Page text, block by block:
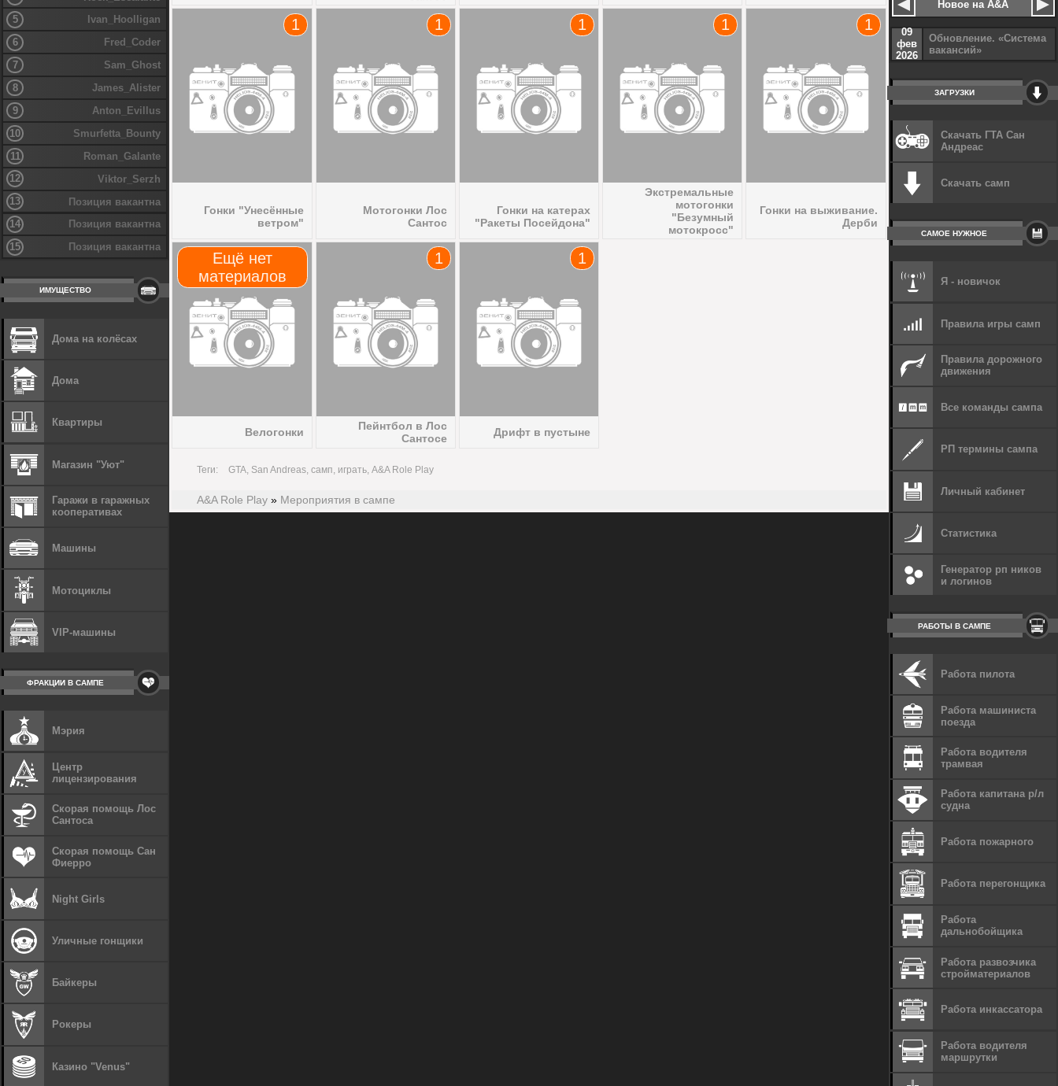
1
Гонки "Унесённые
ветром"
1
Мотогонки Лос
Сантос
1
Гонки на катерах
"Ракеты Посейдона"
1
Экстремальные
мотогонки
"Безумный
мотокросс"
1
Гонки на выживание.
Дерби
Ещё нет
материалов
Велогонки
1
Пейнтбол в Лос
Сантосе
1
Дрифт в пустыне
Теги: GTA, San Andreas, самп, играть, A&A Role Play
A&A Role Play» Мероприятия в сампе
5
Ivan_Hoolligan
6
Fred_Coder
7
Sam_Ghost
8
James_Alister
9
Anton_Evillus
10
Smurfetta_Bounty
11
Roman_Galante
12
Viktor_Serzh
13
Позиция вакантна
14
Позиция вакантна
15
Позиция вакантна
ИМУЩЕСТВО
Дома на колёсах
Дома
Квартиры
Магазин "Уют"
Гаражи в гаражных
кооперативах
Машины
Мотоциклы
VIP-машины
ФРАКЦИИ В САМПЕ
Мэрия
Центр
лицензирования
Скорая помощь Лос
Сантоса
Скорая помощь Сан
Фиерро
Night Girls
Уличные гонщики
Байкеры
Рокеры
Казино "Venus"
Новое на A&A
09
фев
2026
Обновление. «Система
вакансий»
ЗАГРУЗКИ
Скачать ГТА Сан
Андреас
Скачать самп
САМОЕ НУЖНОЕ
Я - новичок
Правила игры самп
Правила дорожного
движения
Все команды сампа
РП термины сампа
Личный кабинет
Статистика
Генератор рп ников
и логинов
РАБОТЫ В САМПЕ
Работа пилота
Работа машиниста
поезда
Работа водителя
трамвая
Работа капитана р/л
судна
Работа пожарного
Работа перегонщика
Работа
дальнобойщика
Работа развозчика
стройматериалов
Работа инкассатора
Работа водителя
маршрутки